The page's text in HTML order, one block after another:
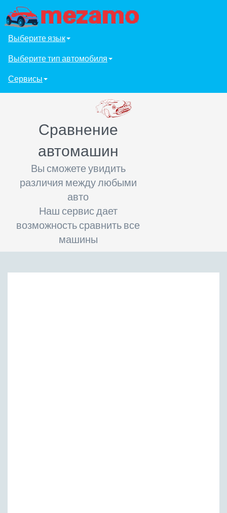
Выберите язык
Выберите тип автомобиля
Сервисы
Сравнение
автомашин
Вы сможете увидить
различия между любыми
авто
Наш сервис дает
возможность сравнить все
машины